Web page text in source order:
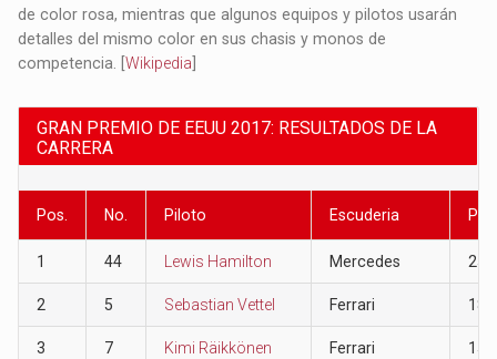
de color rosa, mientras que algunos equipos y pilotos usarán
detalles del mismo color en sus chasis y monos de
competencia. [Wikipedia
GRAN PREMIO DE EEUU 2017: RESULTADOS DE LA
CARRERA
Pos. No. Piloto Escuderia
1 44 Lewis Hamilton Mercedes 25
2 5 Sebastian Vettel Ferrari 18
3 7 Kimi Räikkönen Ferrari 15